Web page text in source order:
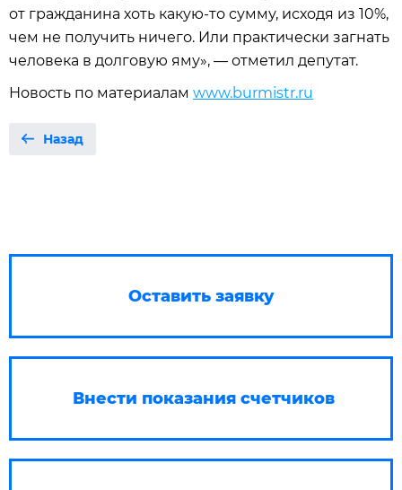
от гражданина хоть какую-то сумму, исходя из 10%,
чем не получить ничего. Или практически загнать
человека в долговую яму», — отметил депутат.
Новость по материалам www.burmistr.ru
Назад
Оставить заявку
Внести показания счетчиков